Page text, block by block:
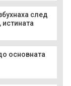
след
основната